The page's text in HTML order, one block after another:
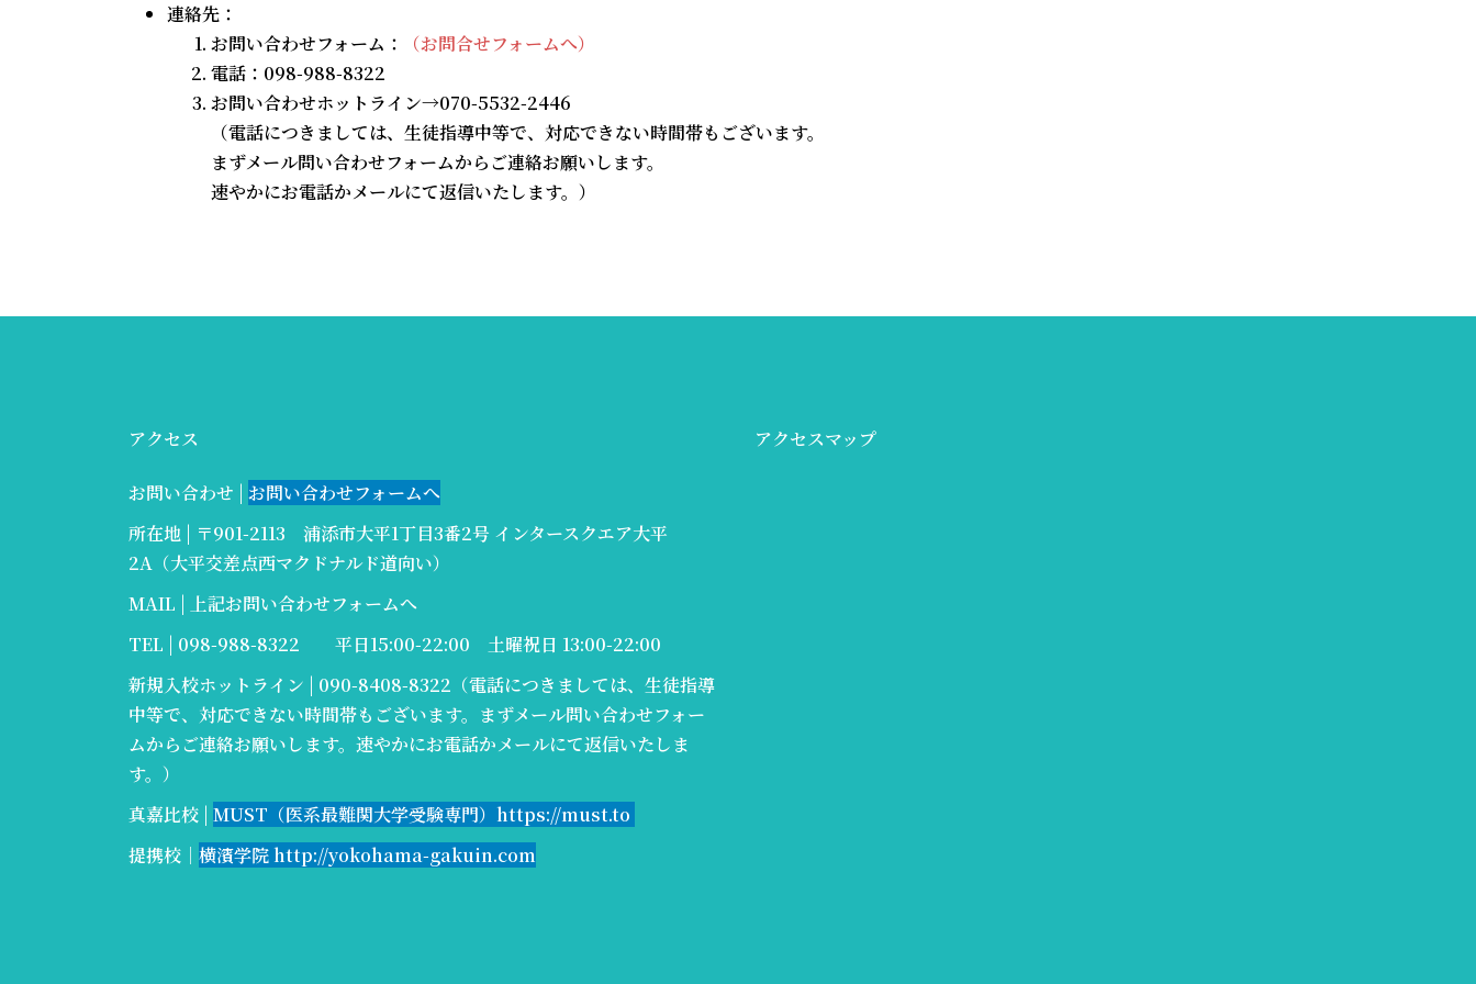
連絡先：
お問い合わせフォーム：
（お問合せフォームへ）
電話：098-988-8322
お問い合わせホットライン→070-5532-2446
（電話につきましては、生徒指導中等で、対応できない時間帯もございます。
まずメール問い合わせフォームからご連絡お願いします。
速やかにお電話かメールにて返信いたします。）
アクセス
お問い合わせ | お問い合わせフォームへ
所在地 | 〒901-2113 浦添市大平1丁目3番2号 インタースクエア大平
2A（大平交差点西マクドナルド道向い）
MAIL | 上記お問い合わせフォームへ
TEL | 098-988-8322 平日15:00-22:00 土曜祝日 13:00-22:00
新規入校ホットライン | 090-8408-8322（電話につきましては、生徒指導
中等で、対応できない時間帯もございます。まずメール問い合わせフォー
ムからご連絡お願いします。速やかにお電話かメールにて返信いたしま
す。）
真嘉比校 | MUST（医系最難関大学受験専門）https://must.to
提携校｜ 横濱学院 http://yokohama-gakuin.com
アクセスマップ